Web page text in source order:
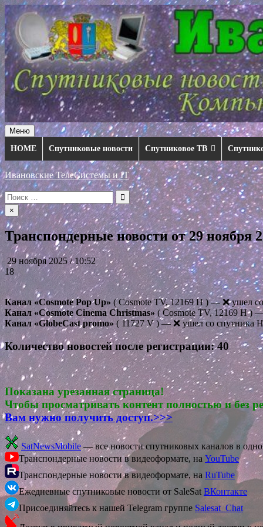
Перейти
к
содержимому
Меню
HOME
Спутниковые новости Спутниковое ТВ
Ивановские ТелеСистемы и IT
Искать:
×
Транспондерные новости от 29 ноября
29 ноября 2025 / 10:52
18
Канал «Cosmote Pop Up» ( Cosmote TV, 12169 H ) — ❌ ушел
Канал «Cosmote Cinema Christmas» ( Cosmote TV, 12169 H )
Канал «GlobeCast promo» ( 11727 V ) — ❌ ушел со спутника
Количество новостей после регистрации: 40
Показана урезанная страница!
Чтобы просматривать контент полностью и без
Вам нужно получить доступ.>>>
SatNewsMobile— все новости спутниковых каналов в
Транспондерные новости в видеоформате, на YouTube
Транспондерные новости в видеоформате, на RuTube
Ежедневные спутниковые новости от SaleSat ВКонтакте
Присоединяйтесь к нашей Telegram группе Salesat_Chat